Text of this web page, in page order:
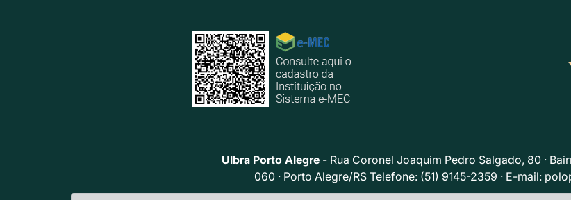
Ulbra Porto Alegre- Rua Coronel Joaquim Pedro Salgado, 80 ·
060 · Porto Alegre/RS Telefone: (51) 9145-2359 · E-mail: